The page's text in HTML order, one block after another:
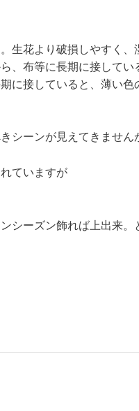
生花より破損しやすく、
、布等に長期に接してい
に接していると、薄い色
シーンが見えてきません
ていますが
シーズン飾れば上出来。